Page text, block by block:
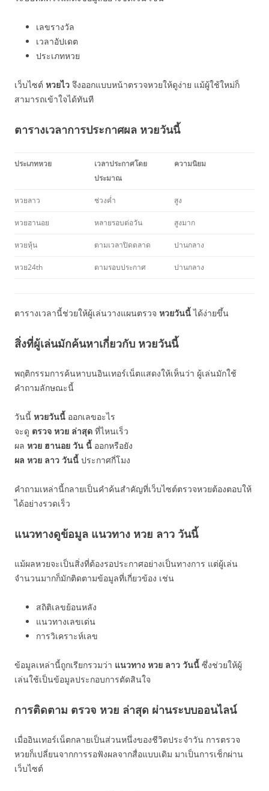
เลขรางวัล
เวลาอัปเดต
ประเภทหวย
เว็บไซต์ หวยไว จึงออกแบบหน้าตรวจหวยให้ดูง่าย แม้ผู้ใช้ใหม่ก็
สามารถเข้าใจได้ทันที
ตารางเวลาการประกาศผล หวยวันนี้
ประเภทหวย
เวลาประกาศโดย
ประมาณ
ความนิยม
หวยลาว ช่วงค่ำ สูง
หวยฮานอย หลายรอบต่อวัน สูงมาก
หวยหุ้น ตามเวลาปิดตลาด ปานกลาง
หวย24th ตามรอบประกาศ ปานกลาง
ตารางเวลานี้ช่วยให้ผู้เล่นวางแผนตรวจ หวยวันนี้ได้ง่ายขึ้น
สิ่งที่ผู้เล่นมักค้นหาเกี่ยวกับ หวยวันนี้
พฤติกรรมการค้นหาบนอินเทอร์เน็ตแสดงให้เห็นว่า ผู้เล่นมักใช้
คำถามลักษณะนี้
วันนี้ หวยวันนี้ ออกเลขอะไร
จะดู ตรวจ หวย ล่าสุด ที่ไหนเร็ว
ผล หวย ฮานอย วัน นี้ ออกหรือยัง
ผล หวย ลาว วันนี้ ประกาศกี่โมง
คำถามเหล่านี้กลายเป็นคำค้นสำคัญที่เว็บไซต์ตรวจหวยต้องตอบให้
ได้อย่างรวดเร็ว
แนวทางดูข้อมูล แนวทาง หวย ลาว วันนี้
แม้ผลหวยจะเป็นสิ่งที่ต้องรอประกาศอย่างเป็นทางการ แต่ผู้เล่น
จำนวนมากก็มักติดตามข้อมูลที่เกี่ยวข้อง เช่น
สถิติเลขย้อนหลัง
แนวทางเลขเด่น
การวิเคราะห์เลข
ข้อมูลเหล่านี้ถูกเรียกรวมว่า แนวทาง หวย ลาว วันนี้ ซึ่งช่วยให้ผู้
เล่นใช้เป็นข้อมูลประกอบการตัดสินใจ
การติดตาม ตรวจ หวย ล่าสุด ผ่านระบบออนไลน์
เมื่ออินเทอร์เน็ตกลายเป็นส่วนหนึ่งของชีวิตประจำวัน การตรวจ
หวยก็เปลี่ยนจากการรอฟังผลจากสื่อแบบเดิม มาเป็นการเช็กผ่าน
เว็บไซต์